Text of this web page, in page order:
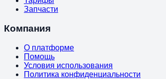
Запчасти
Компания
О платформе
Помощь
Условия использования
Политика конфиденциальности